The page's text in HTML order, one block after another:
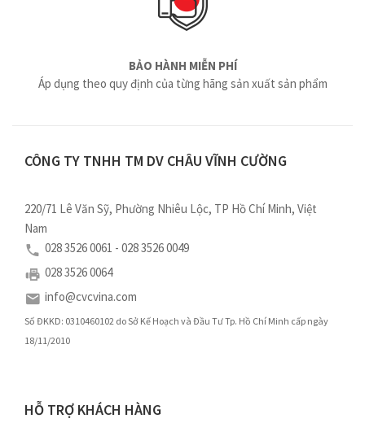
BẢO HÀNH MIỄN PHÍ
Áp dụng theo quy định của từng hãng sản xuất sản phẩm
CÔNG TY TNHH TM DV CHÂU VĨNH CƯỜNG
220/71 Lê Văn Sỹ, Phường Nhiêu Lộc, TP Hồ Chí Minh, Việt
Nam
028 3526 0061 - 028 3526 0049
028 3526 0064
info@cvcvina.com
Số ĐKKD: 0310460102 do Sở Kế Hoạch và Đầu Tư Tp. Hồ Chí Minh cấp ngày
18/11/2010
HỖ TRỢ KHÁCH HÀNG